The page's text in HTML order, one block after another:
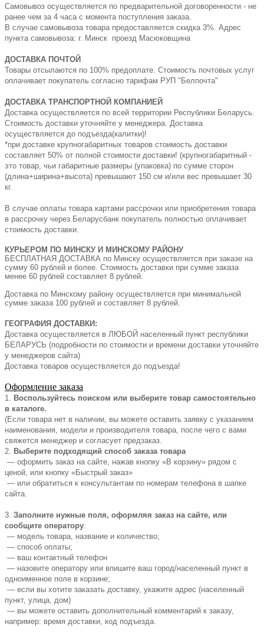
Самовывоз осуществляется по предварительной договоренности - не
ранее чем за 4 часа с момента поступления заказа.
В случае самовывоза товара предоставляется скидка 3%. Адрес
пункта самовывоза: г. Минск проезд Масюковщина
ДОСТАВКА ПОЧТОЙ
Товары отсылаются по 100% предоплате. Стоимость почтовых услуг
оплачивает покупатель согласно тарифам РУП "Белпочта"
ДОСТАВКА ТРАНСПОРТНОЙ КОМПАНИЕЙ
Доставка осуществляется по всей территории Республики Беларусь.
Стоимость доставки уточняйте у менеджера. Доставка
осуществляется до подъезда(калитки)!
*при доставке крупногабаритных товаров стоимость доставки
составляет 50% от полной стоимости доставки! (крупногабаритный -
это товар, чьи габаритные размеры (упаковка) по сумме сторон
(длина+ширина+высота) превышают 150 см и/или вес превышает 30
кг.
В случае оплаты товара картами рассрочки или приобретения товара
в рассрочку через Беларусбанк покупатель полностью оплачивает
стоимость доставки.
КУРЬЕРОМ ПО МИНСКУ И МИНСКОМУ РАЙОНУ
БЕСПЛАТНАЯ ДОСТАВКА по Минску осуществляется при заказе на
сумму 60 рублей и более. Стоимость доставки при сумме заказа
менее 60 рублей составляет 8 рублей.
Доставка по Минскому району осуществляется при минимальной
сумме заказа 100 рублей и составляет 8 рублей.
ГЕОГРАФИЯ ДОСТАВКИ:
Доставка осуществляется в ЛЮБОЙ населенный пункт республики
БЕЛАРУСЬ (подробности по стоимости и времени доставки уточняйте
у менеджеров сайта)
Доставка товаров осуществляется до подъезда!
Оформление заказа
1.
Воспользуйтесь поиском или выберите товар самостоятельно
в каталоге.
(Если товара нет в наличии, вы можете оставить заявку с указанием
наименования, модели и производителя товара, после чего с вами
свяжется менеджер и согласует предзаказ.
2.
Выберите подходящий способ заказа товара
— оформить заказ на сайте, нажав кнопку «В корзину» рядом с
ценой, или кнопку «Быстрый заказ»
— или обратиться к консультантам по номерам телефона в шапке
сайта.
3. Заполните нужные поля, оформляя заказ на сайте, или
сообщите оператору:
— модель товара, название и количество;
— способ оплаты;
— ваш контактный телефон
— назовите оператору или впишите ваш город/населенный пункт в
одноименное поле в корзине;
— если вы хотите заказать доставку, укажите адрес (населенный
пункт, улица, дом)
— вы можете оставить дополнительный комментарий к заказу,
например: время доставки, код подъезда.